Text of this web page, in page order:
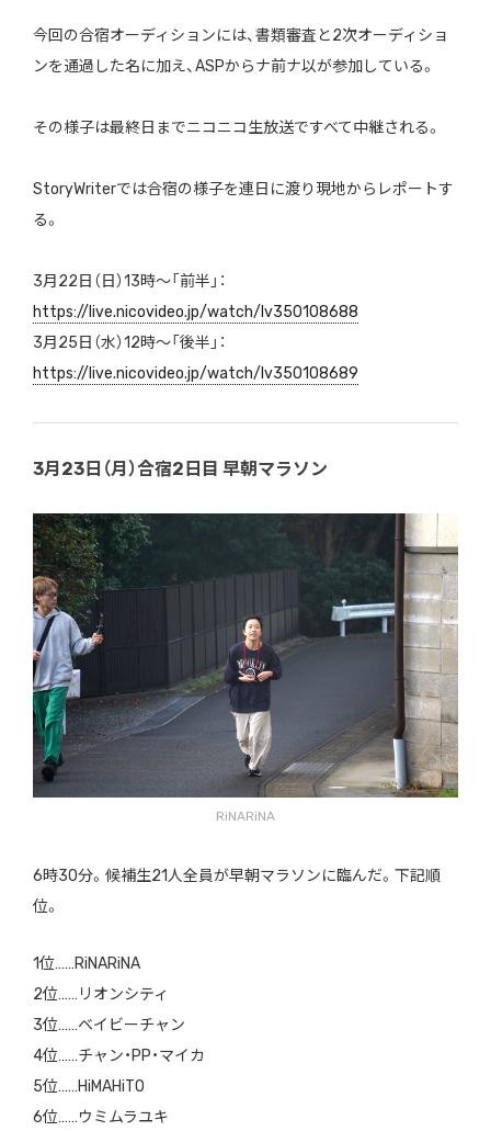
今回の合宿オーディションには、書類審査と2次オーディショ
ンを通過した名に加え、ASPからナ前ナ以が参加している。
その様子は最終日までニコニコ生放送ですべて中継される。
StoryWriterでは合宿の様子を連日に渡り現地からレポートす
る。
3月22日（日）13時～「前半」：
https://live.nicovideo.jp/watch/lv350108688
3月25日（水）12時～「後半」：
https://live.nicovideo.jp/watch/lv350108689
3月23日（月）合宿2日目 早朝マラソン
RiNARiNA
6時30分。候補生21人全員が早朝マラソンに臨んだ。下記順
位。
1位……RiNARiNA
2位……リオンシティ
3位……ベイビーチャン
4位……チャン・PP・マイカ
5位……HiMAHiTO
6位……ウミムラユキ